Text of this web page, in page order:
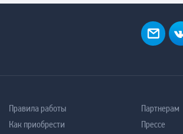
Правила работы
Как приобрести
Партнерам
Прессе